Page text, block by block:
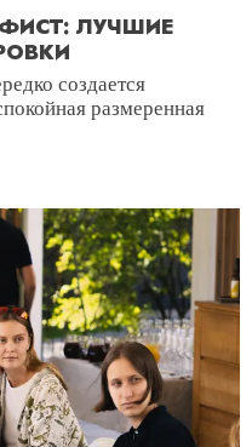
ЛУЧШИЕ
создается
размеренная